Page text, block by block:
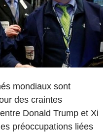
mondiaux sont
des craintes
Donald Trump et Xi
préoccupations liées